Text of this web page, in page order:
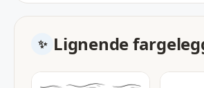
Lignende